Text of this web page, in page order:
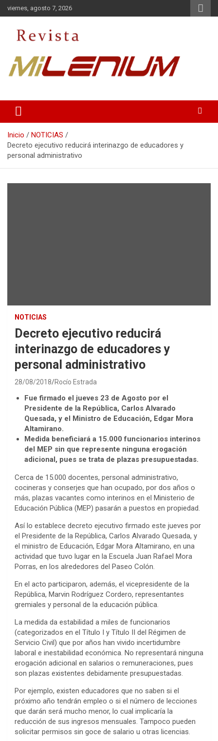
Saltar
al
viernes, agosto 7, 2026
Inicio
NOTICIAS
Decreto ejecutivo reducirá interinazgo de educadores y
personal administrativo
NOTICIAS
Decreto ejecutivo reducirá
interinazgo de educadores y
personal administrativo
28/08/2018 Rocío Estrada
Fue firmado el jueves 23 de Agosto por el
Presidente de la República, Carlos Alvarado
Quesada, y el Ministro de Educación, Edgar Mora
Altamirano.
Medida beneficiará a 15.000 funcionarios interinos
del MEP sin que represente ninguna erogación
adicional, pues se trata de plazas presupuestadas.
Cerca de 15.000 docentes, personal administrativo,
cocineras y conserjes que han ocupado, por dos años o
más, plazas vacantes como interinos en el Ministerio de
Educación Pública (MEP) pasarán a puestos en propiedad.
Así lo establece decreto ejecutivo firmado este jueves por
el Presidente de la República, Carlos Alvarado Quesada, y
el ministro de Educación, Edgar Mora Altamirano, en una
actividad que tuvo lugar en la Escuela Juan Rafael Mora
Porras, en los alrededores del Paseo Colón.
En el acto participaron, además, el vicepresidente de la
República, Marvin Rodríguez Cordero, representantes
gremiales y personal de la educación pública.
La medida da estabilidad a miles de funcionarios
(categorizados en el Título I y Título II del Régimen de
Servicio Civil) que por años han vivido incertidumbre
laboral e inestabilidad económica. No representará ninguna
erogación adicional en salarios o remuneraciones, pues
son plazas existentes debidamente presupuestadas.
Por ejemplo, existen educadores que no saben si el
próximo año tendrán empleo o si el número de lecciones
que darán será mucho menor, lo cual implicaría la
reducción de sus ingresos mensuales. Tampoco pueden
solicitar permisos sin goce de salario u otras licencias.